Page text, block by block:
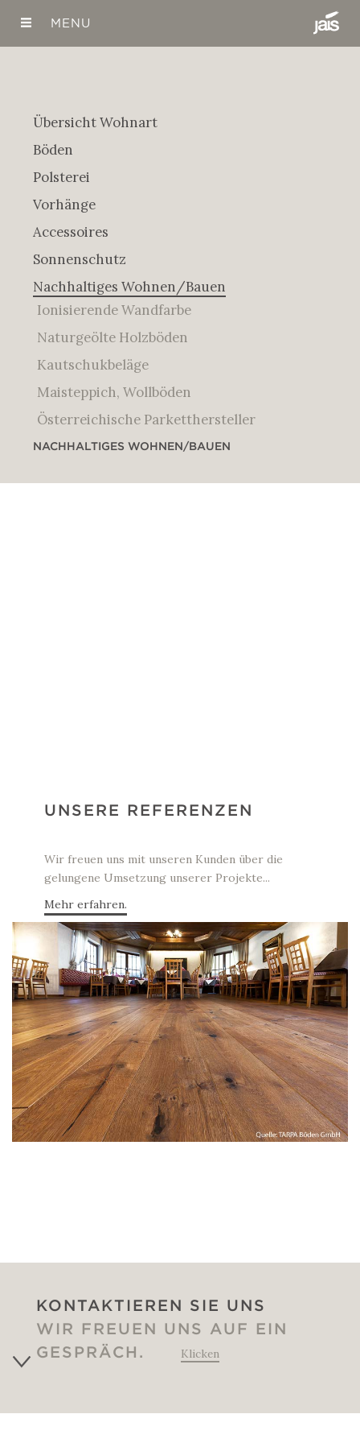
MENU
Übersicht Wohnart
Böden
Holzboden
Teppichboden
Vinylboden
Korkboden
Linoleum
PVC-Boden
Polsterei
Vorhänge
Accessoires
Sonnenschutz
Innen
Aussen
Insektenschutz
Nachhaltiges Wohnen/Bauen
Ionisierende Wandfarbe
Naturgeölte Holzböden
Kautschukbeläge
Maisteppich, Wollböden
Österreichische Parketthersteller
NACHHALTIGES WOHNEN/BAUEN
UNSERE REFERENZEN
Wir freuen uns mit unseren Kunden über die
gelungene Umsetzung unserer Projekte...
Mehr erfahren.
KONTAKTIEREN SIE UNS
WIR FREUEN UNS AUF EIN
GESPRÄCH.